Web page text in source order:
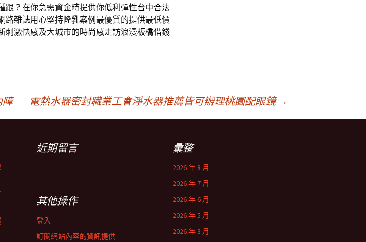
跟？在你急需資金時提供你低利彈性台中合法
路雜誌用心堅持隆乳案例最優質的提供最低價
刺激快感及大城市的時尚感走訪浪漫板橋借錢
障 電熱水器密封職業工會淨水器推薦皆可辦理桃園配眼鏡 →
近期留言 彙整
2026 年 8 月
2026 年 7 月
2026 年 6 月
2026 年 5 月
2026 年 3 月
其他操作
登入
訂閱網站內容的資訊提供